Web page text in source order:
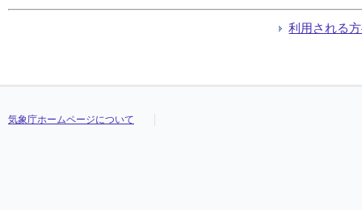
利用される
気象庁ホームページについて